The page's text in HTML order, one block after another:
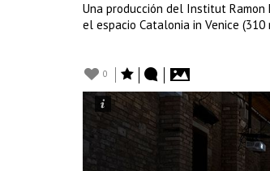
Una producción del Institut
el espacio Catalonia in Venice (310
0